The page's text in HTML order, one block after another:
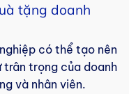
tặng doanh
có thể tạo nên
trân trọng của doanh
và nhân viên.